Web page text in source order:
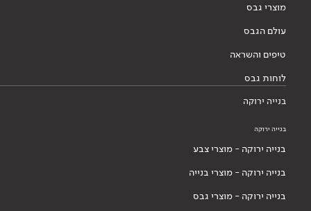
מוצרי גבס
עולם הגבס
טיפים והשראה
לוחות גבס
בנייה ירוקה
בנייה ירוקה
בנייה ירוקה - מוצרי צבע
בנייה ירוקה - מוצרי בנייה
בנייה ירוקה - מוצרי גבס